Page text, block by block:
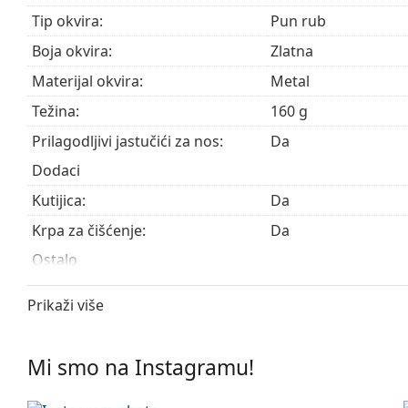
kupnju naočalaako trebate pomoć pri odabiru.
Ovo je medicinski proizvod. Prije uporabe pročitajte
Tip okvira:
Pun rub
Boja okvira:
Zlatna
Materijal okvira:
Metal
Težina:
160 g
Prilagodljivi jastučići za nos:
Da
Dodaci
Kutijica:
Da
Krpa za čišćenje:
Da
Ostalo
Spol:
Unisex
Prikaži više
Mi smo na Instagramu!